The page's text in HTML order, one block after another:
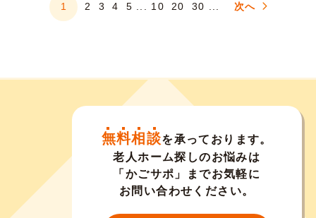
1 2 3 4 5 ... 10 20 30 ... 次へ
無料相談を承っております。
老人ホーム探しのお悩みは
「かごサポ」までお気軽に
お問い合わせください。